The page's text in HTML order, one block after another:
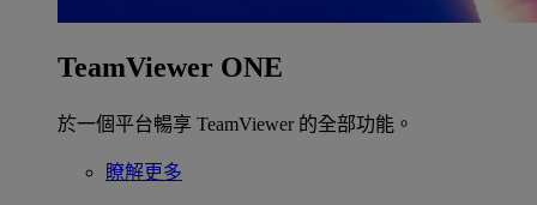
TeamViewer ONE
於一個平台暢享 TeamViewer 的全部功能。
瞭解更多